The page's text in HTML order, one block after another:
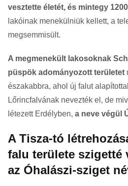
vesztette életét, és mintegy
lakóinak menekülniük kellett, a
megsemmisült.
A megmenekült lakosoknak
püspök adományozott területet
északabbra, ahol új falut
Lőrincfalvának nevezték el, de
létezett Erdélyben, a neve végül
A Tisza-tó
falu területe szigetté
az Óhalászi-sziget